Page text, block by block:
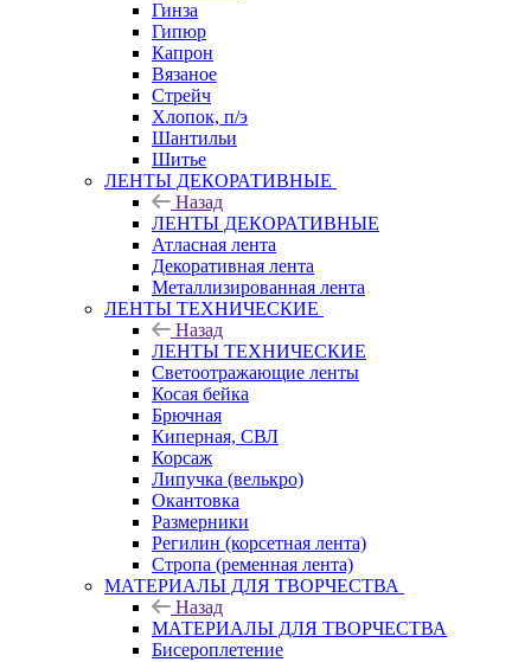
Гинза
Гипюр
Капрон
Вязаное
Стрейч
Хлопок, п/э
Шантильи
Шитье
ЛЕНТЫ ДЕКОРАТИВНЫЕ
Назад
ЛЕНТЫ ДЕКОРАТИВНЫЕ
Атласная лента
Декоративная лента
Металлизированная лента
ЛЕНТЫ ТЕХНИЧЕСКИЕ
Назад
ЛЕНТЫ ТЕХНИЧЕСКИЕ
Светоотражающие ленты
Косая бейка
Брючная
Киперная, СВЛ
Корсаж
Липучка (велькро)
Окантовка
Размерники
Регилин (корсетная лента)
Стропа (ременная лента)
МАТЕРИАЛЫ ДЛЯ ТВОРЧЕСТВА
Назад
МАТЕРИАЛЫ ДЛЯ ТВОРЧЕСТВА
Бисероплетение